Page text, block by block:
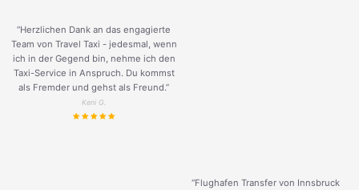
“Herzlichen Dank an das engagierte
Team von Travel Taxi - jedesmal, wenn
ich in der Gegend bin, nehme ich den
Taxi-Service in Anspruch. Du kommst
als Fremder und gehst als Freund.”
Keni G.
“Flughafen Transfer von Innsbruck